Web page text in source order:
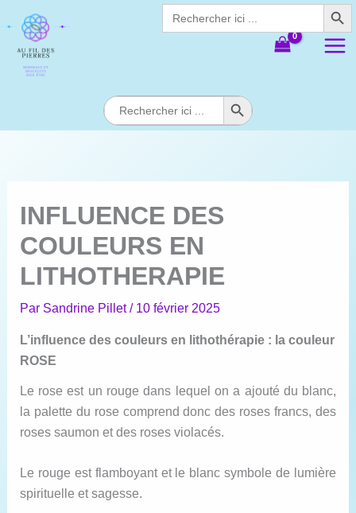
Search
for:
Search
au
contenu
Search
for:
Search Button
INFLUENCE DES
COULEURS EN
LITHOTHERAPIE
Par Sandrine Pillet/ 10 février 2025
L’influence des couleurs en lithothérapie : la couleur
ROSE
Le rose est un rouge dans lequel on a ajouté du blanc,
la palette du rose comprend donc des roses francs, des
roses saumon et des roses violacés.
Le rouge est flamboyant et le blanc symbole de lumière
spirituelle et sagesse.